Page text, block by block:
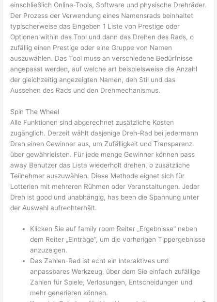
einschließlich Online-Tools, Software und physische Drehräder.
Der Prozess der Verwendung eines Namensrads beinhaltet
typischerweise das Eingeben 1 Liste von Prestige oder
Optionen within das Tool und dann das Drehen des Rads, o
zufällig einen Prestige oder eine Gruppe von Namen
auszuwählen. Das Tool muss an verschiedene Bedürfnisse
angepasst werden, auf welche art beispielsweise die Anzahl
der gleichzeitig angezeigten Namen, den Stil und das
Aussehen des Rads und den Drehmechanismus.
Spin The Wheel
Alle Funktionen sind abgerechnet zusätzliche Kosten
zugänglich. Derzeit wählt dasjenige Dreh-Rad bei jedermann
Dreh einen Gewinner aus, um Zufälligkeit und Transparenz
über gewährleisten. Für jede menge Gewinner können pass
away Benutzer das Lista wiederholt drehen, o zusätzliche
Teilnehmer auszuwählen. Diese Methode eignet sich für
Lotterien mit mehreren Rühmen oder Veranstaltungen. Jeder
Dreh ist good und unabhängig, has been die Spannung unter
der Auswahl aufrechterhält.
Klicken Sie auf family room Reiter „Ergebnisse“ neben
dem Reiter „Einträge“, um die vorherigen Tippergebnisse
anzuzeigen.
Das Zahlen-Rad ist echt ein interaktives und
anpassbares Werkzeug, über dem Sie einfach zufällige
Zahlen für Spiele, Verlosungen, Entscheidungen und
mehr generieren können.